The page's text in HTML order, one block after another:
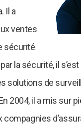
Il a
ventes
sécurité
la sécurité, il
solutions de
2004, il a mis sur